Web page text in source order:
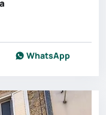
WhatsApp